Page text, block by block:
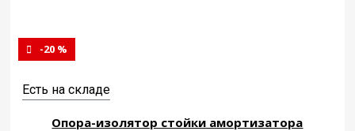
-20 %
Есть на складе
Опора-изолятор стойки амортизатора